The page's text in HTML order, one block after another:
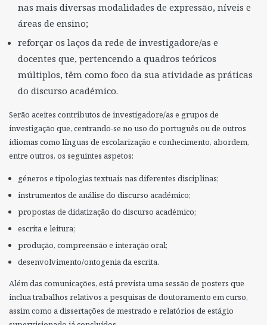
nas mais diversas modalidades de expressão, níveis e
áreas de ensino;
reforçar os laços da rede de investigadore/as e
docentes que, pertencendo a quadros teóricos
múltiplos, têm como foco da sua atividade as práticas
do discurso académico.
Serão aceites contributos de investigadore/as e grupos de
investigação que, centrando-se no uso do português ou de outros
idiomas como línguas de escolarização e conhecimento, abordem,
entre outros, os seguintes aspetos:
géneros e tipologias textuais nas diferentes disciplinas;
instrumentos de análise do discurso académico;
propostas de didatização do discurso académico;
escrita e leitura;
produção, compreensão e interação oral;
desenvolvimento/ontogenia da escrita.
Além das comunicações, está prevista uma sessão de posters que
inclua trabalhos relativos a pesquisas de doutoramento em curso,
assim como a dissertações de mestrado e relatórios de estágio